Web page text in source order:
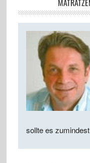
sollte es